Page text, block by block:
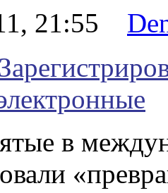
21:55
в